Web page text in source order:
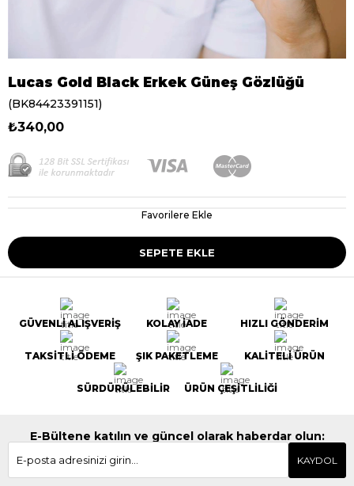
Lucas Gold Black Erkek Güneş Gözlüğü
(BK84423391151)
₺340,00
Favorilere Ekle
GÜVENLİ ALIŞVERİŞ KOLAY İADE HIZLI GÖNDERİM
TAKSİTLİ ÖDEME ŞIK PAKETLEME KALİTELİ ÜRÜN
SÜRDÜRÜLEBİLİR ÜRÜN ÇEŞİTLİLİĞİ
E-Bültene katılın ve güncel olarak haberdar olun:
KAYDOL